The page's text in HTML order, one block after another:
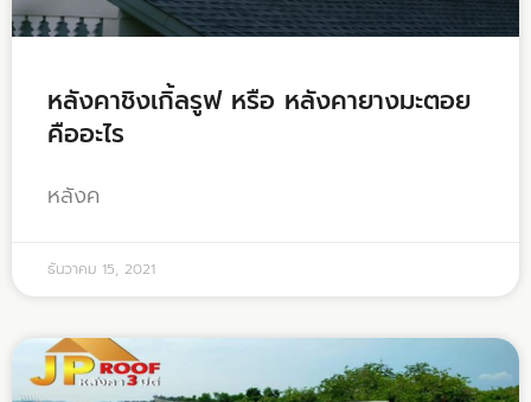
หลังคาชิงเกิ้ลรูฟ หรือ หลังคายางมะตอย
คืออะไร
หลังค
ธันวาคม 15, 2021